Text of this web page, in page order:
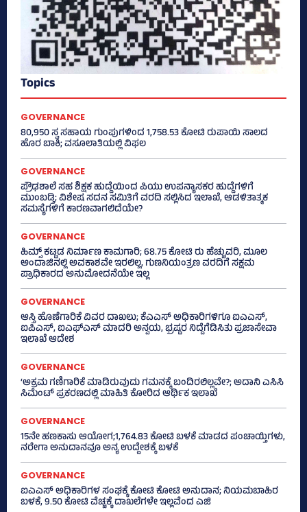
Topics
GOVERNANCE
80,950 ಸ್ವ ಸಹಾಯ ಗುಂಪುಗಳಿಂದ 1,758.53 ಕೋಟಿ ರುಪಾಯಿ ಸಾಲದ
ಹೊರ ಬಾಕಿ; ವಸೂಲಾತಿಯಲ್ಲಿ ವಿಫಲ
GOVERNANCE
ಪ್ರೌಢಶಾಲೆ ಸಹ ಶಿಕ್ಷಕ ಹುದ್ದೆಯಿಂದ ಪಿಯು ಉಪನ್ಯಾಸಕರ ಹುದ್ದೆಗಳಿಗೆ
ಮುಂಬಡ್ತಿ; ವಿಶೇಷ ಸದನ ಸಮಿತಿಗೆ ವರದಿ ಸಲ್ಲಿಸಿದ ಇಲಾಖೆ, ಆಡಳಿತಾತ್ಮಕ
ಸಮಸ್ಯೆಗಳಿಗೆ ಕಾರಣವಾಗಲಿದೆಯೇ?
GOVERNANCE
ಹಿಮ್ಸ್‌ ಕಟ್ಟಡ ನಿರ್ಮಾಣ ಕಾಮಗಾರಿ; 68.75 ಕೋಟಿ ರು ಹೆಚ್ಚುವರಿ, ಮೂಲ
ಅಂದಾಜಿನಲ್ಲಿ ಅವಕಾಶವೇ ಇರಲಿಲ್ಲ, ಗುಣನಿಯಂತ್ರಣ ವರದಿಗೆ ಸಕ್ಷಮ
ಪ್ರಾಧಿಕಾರದ ಅನುಮೋದನೆಯೇ ಇಲ್ಲ
GOVERNANCE
ಆಸ್ತಿ ಹೊಣೆಗಾರಿಕೆ ವಿವರ ದಾಖಲು; ಕೆಎಎಸ್ ಅಧಿಕಾರಿಗಳಿಗೂ ಐಎಎಸ್‌,
ಐಪಿಎಸ್‌, ಐಎಫ್‌ಎಸ್‌ ಮಾದರಿ ಅನ್ವಯ, ಭ್ರಷ್ಟರ ನಿದ್ದೆಗೆಡಿಸಿತು ಪ್ರಜಾಸೇವಾ
ಇಲಾಖೆ ಆದೇಶ
GOVERNANCE
‘ಅಕ್ರಮ ಗಣಿಗಾರಿಕೆ ಮಾಡಿರುವುದು ಗಮನಕ್ಕೆ ಬಂದಿರಲಿಲ್ಲವೇ?; ಅದಾನಿ ಎಸಿಸಿ
ಸಿಮೆಂಟ್ ಪ್ರಕರಣದಲ್ಲಿ ಮಾಹಿತಿ ಕೋರಿದ ಆರ್ಥಿಕ ಇಲಾಖೆ
GOVERNANCE
15ನೇ ಹಣಕಾಸು ಆಯೋಗ;1,764.83 ಕೋಟಿ ಬಳಕೆ ಮಾಡದ ಪಂಚಾಯ್ತಿಗಳು,
ನರೇಗಾ ಅನುದಾನವೂ ಅನ್ಯ ಉದ್ದೇಶಕ್ಕೆ ಬಳಕೆ
GOVERNANCE
ಐಎಎಸ್‌ ಅಧಿಕಾರಿಗಳ ಸಂಘಕ್ಕೆ ಕೋಟಿ ಕೋಟಿ ಅನುದಾನ; ನಿಯಮಬಾಹಿರ
ಬಳಕೆ, 9.50 ಕೋಟಿ ವೆಚ್ಚಕ್ಕೆ ದಾಖಲೆಗಳೇ ಇಲ್ಲವೆಂದ ಎಜಿ